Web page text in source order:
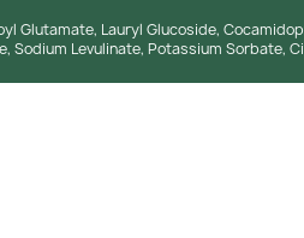
Glutamate, Lauryl Glucoside,
Sodium Levulinate, Potassium Sorbate,